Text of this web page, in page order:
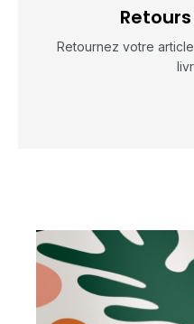
Retournez votre